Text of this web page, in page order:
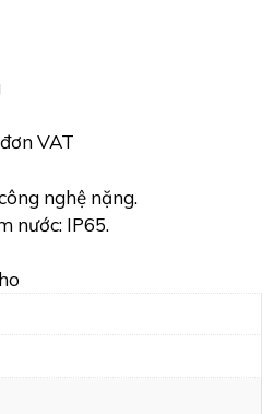
VAT
nghệ nặng.
nước: IP65.